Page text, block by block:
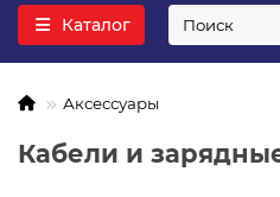
Каталог
Аксессуары
Кабели и